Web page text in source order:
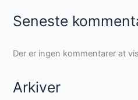
Seneste
Der er ingen kommentarer at
Arkiver